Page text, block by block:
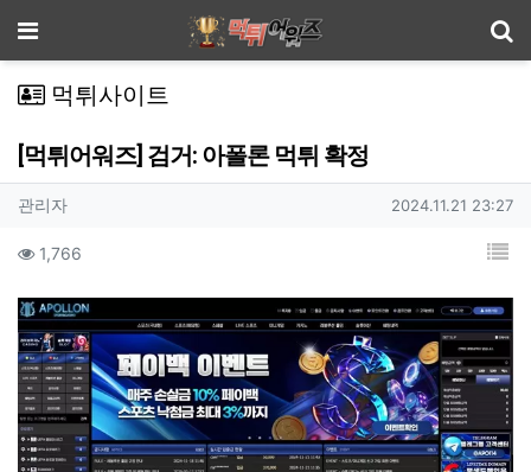
메뉴
먹튀사이트
[먹튀어워즈] 검거: 아폴론 먹튀 확정
작성자 정보
관리자작성 작성일
2024.11.21 23:27
컨텐츠 정보
1,766 목
본문